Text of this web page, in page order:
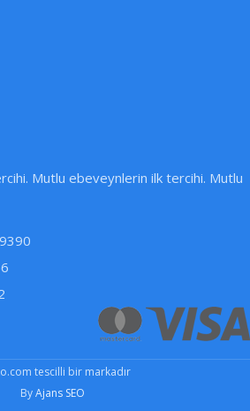
Mutlu ebeveynlerin ilk tercihi. Mutlu
tescilli bir markadır
ByAjans SEO